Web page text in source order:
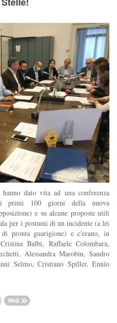
dato vita ad una conferenza
primi 100 giorni della nuova
e su alcune proposte utili
per i postumi di un incidente (a lei
pronta guarigione) e c'erano, in
Balbi, Raffaele Colombara,
Alessandra Marobin, Sandro
Selmo, Cristiano Spiller, Ennio